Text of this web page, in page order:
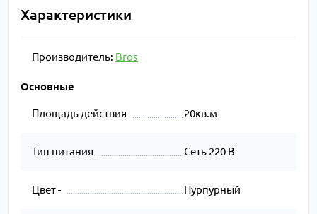
Характеристики
Производитель: Bros
Основные
Площадь действия 20кв.м
Тип питания Сеть 220 В
Цвет - Пурпурный